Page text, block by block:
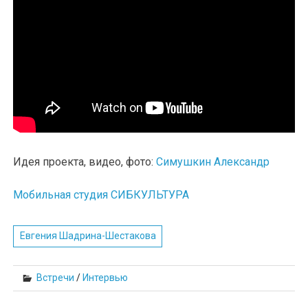
Идея проекта, видео, фото:Симушкин Александр
Мобильная студия СИБКУЛЬТУРА
Евгения Шадрина-Шестакова
Встречи /Интервью